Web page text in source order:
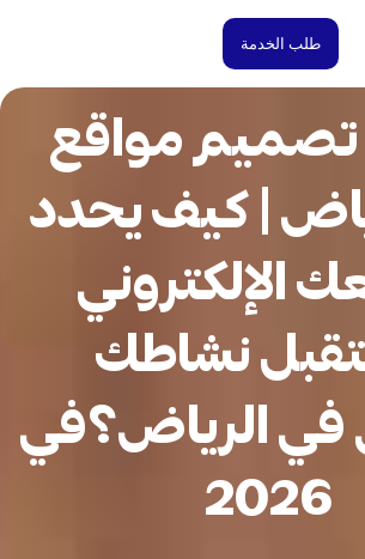
طلب الخدمة
مواقع
| كيف يحدد
نشاطك
الرياض؟في
2026